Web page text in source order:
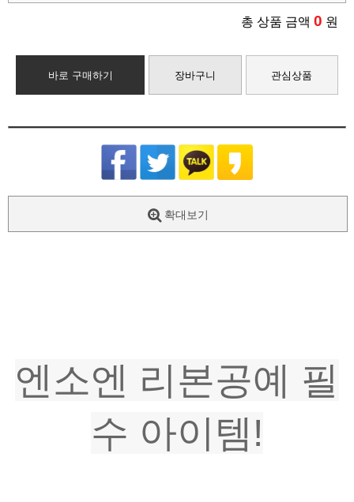
총 상품 금액 0 원
바로 구매하기 장바구니 관심상품
확대보기
엔소엔 리본공예 필
수 아이템!